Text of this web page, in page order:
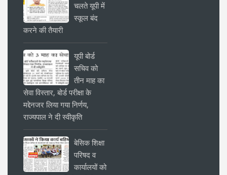
चलते यूपी में
स्कूल बंद
करने की तैयारी
यूपी बोर्ड
सचिव को
तीन माह का
सेवा विस्तार, बोर्ड परीक्षा के
मद्देनजर लिया गया निर्णय,
राज्यपाल ने दी स्वीकृति
बेसिक शिक्षा
परिषद व
कार्यालयों को